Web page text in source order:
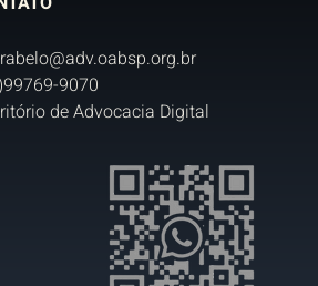
9070
de Advocacia Digital